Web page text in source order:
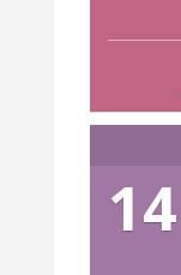
14